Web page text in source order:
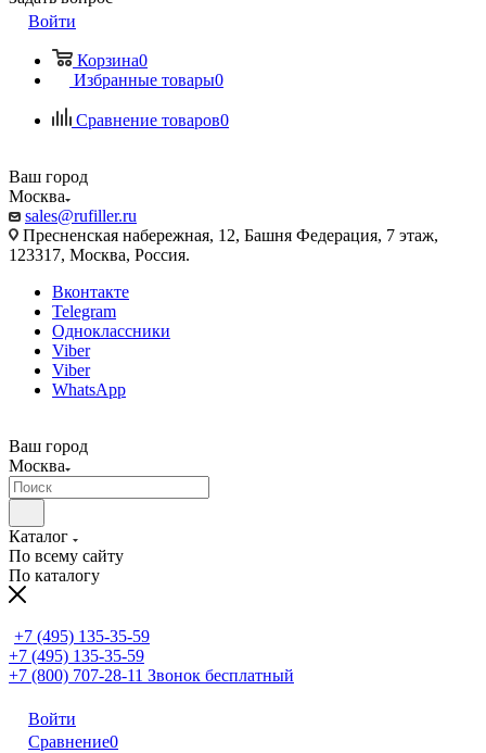
Войти
Корзина0
Избранные товары0
Сравнение товаров0
Ваш город
Москва
sales@rufiller.ru
Пресненская набережная, 12, Башня Федерация, 7 этаж,
123317, Москва, Россия.
Вконтакте
Telegram
Одноклассники
Viber
Viber
WhatsApp
Ваш город
Москва
Каталог
По всему сайту
По каталогу
+7 (495) 135-35-59
+7 (495) 135-35-59
+7 (800) 707-28-11 Звонок бесплатный
Войти
Сравнение0